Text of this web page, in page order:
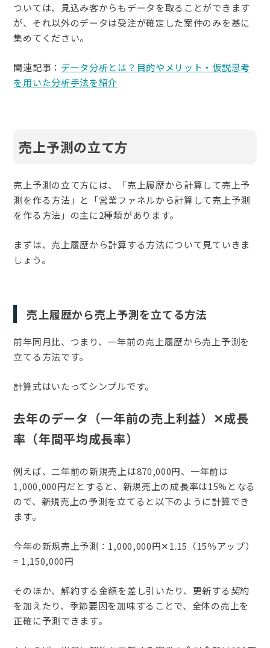
ついては、見込み客からもデータを取ることができます
が、それ以外のデータは受注が確定した案件のみを基に
集めてください。
関連記事： データ分析とは？目的やメリット・仮説思考
を用いた分析手法を紹介
売上予測の立て方
売上予測の立て方には、「売上履歴から計算して売上予
測を作る方法」と「営業ファネルから計算して売上予測
を作る方法」の主に2種類があります。
まずは、売上履歴から計算する方法について見ていきま
しょう。
売上履歴から売上予測を立てる方法
前年同月比、つまり、一年前の売上履歴から売上予測を
立てる方法です。
計算式はいたってシンプルです。
去年のデータ（一年前の売上利益）✕成長
率（年間平均成長率）
例えば、二年前の新規売上は870,000円、一年前は
1,000,000円だとすると、新規売上の成長率は15%となる
ので、新規売上の予測を立てると以下のように計算でき
ます。
今年の新規売上予測：1,000,000円✕1.15（15％アップ）
= 1,150,000円
そのほか、解約する金額を差し引いたり、更新する契約
を加えたり、季節要因を加味することで、全体の売上を
正確に予測できます。